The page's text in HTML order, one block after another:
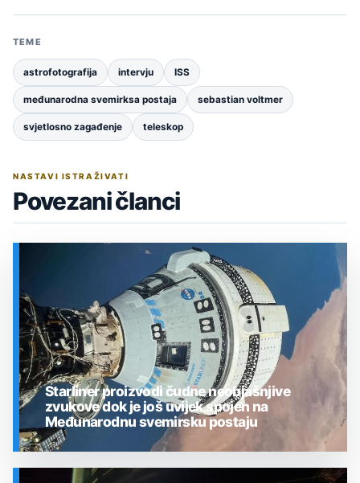
TEME
astrofotografija intervju ISS
međunarodna svemirksa postaja sebastian voltmer
svjetlosno zagađenje teleskop
NASTAVI ISTRAŽIVATI
Povezani članci
Starliner proizvodi čudne neobjašnjive
zvukove dok je još uvijek spojen na
Međunarodnu svemirsku postaju